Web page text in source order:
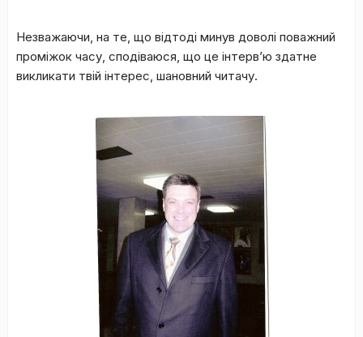
Незважаючи, на те, що відтоді минув доволі поважний
проміжок часу, сподіваюся, що це інтерв’ю здатне
викликати твій інтерес, шановний читачу.